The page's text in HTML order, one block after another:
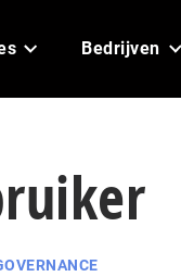
Bedrijven